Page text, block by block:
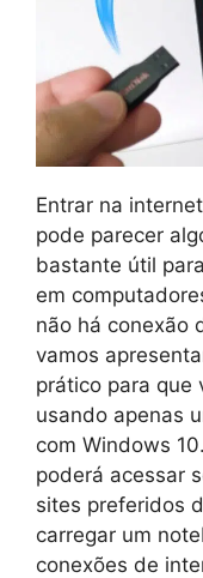
Entrar na
pode parecer
bastante útil
em
não há conexão
vamos
prático para que
usando apenas
com Windows
poderá acessar
sites preferidos
carregar um
conexões de